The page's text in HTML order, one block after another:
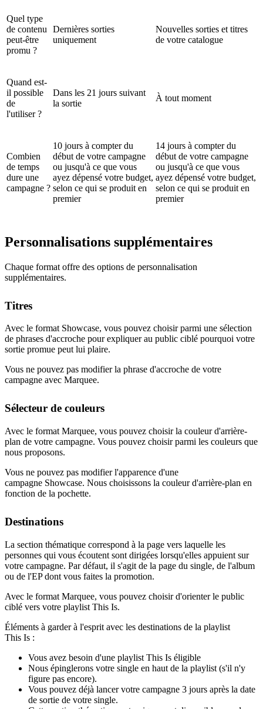
Quel type
de contenu
peut-être
promu ?
Dernières sorties
uniquement
Nouvelles sorties et titres
de votre catalogue
Quand est-
il possible
de
l'utiliser ?
Dans les 21 jours suivant
la sortie
À tout moment
Combien
de temps
dure une
campagne ?
10 jours à compter du
début de votre campagne
ou jusqu'à ce que vous
ayez dépensé votre budget,
selon ce qui se produit en
premier
14 jours à compter du
début de votre campagne
ou jusqu'à ce que vous
ayez dépensé votre budget,
selon ce qui se produit en
premier
Personnalisations supplémentaires
Chaque format offre des options de personnalisation
supplémentaires.
Titres
Avec le format Showcase, vous pouvez choisir parmi une sélection
de phrases d'accroche pour expliquer au public ciblé pourquoi votre
sortie promue peut lui plaire.
Vous ne pouvez pas modifier la phrase d'accroche de votre
campagne avec Marquee.
Sélecteur de couleurs
Avec le format Marquee, vous pouvez choisir la couleur d'arrière-
plan de votre campagne. Vous pouvez choisir parmi les couleurs que
nous proposons.
Vous ne pouvez pas modifier l'apparence d'une
campagne Showcase. Nous choisissons la couleur d'arrière-plan en
fonction de la pochette.
Destinations
La section thématique correspond à la page vers laquelle les
personnes qui vous écoutent sont dirigées lorsqu'elles appuient sur
votre campagne. Par défaut, il s'agit de la page du single, de l'album
ou de l'EP dont vous faites la promotion.
Avec le format Marquee, vous pouvez choisir d'orienter le public
ciblé vers votre playlist This Is.
Éléments à garder à l'esprit avec les destinations de la playlist
This Is :
Vous avez besoin d'une playlist This Is éligible
Nous épinglerons votre single en haut de la playlist (s'il n'y
figure pas encore).
Vous pouvez déjà lancer votre campagne 3 jours après la date
de sortie de votre single.